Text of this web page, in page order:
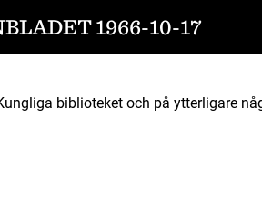
1966-10-17
biblioteket och på ytterligare